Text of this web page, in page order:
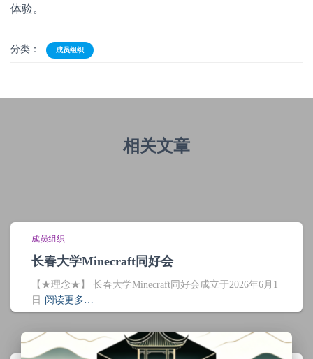
体验。
分类： 成员组织
相关文章
成员组织
长春大学Minecraft同好会
【★理念★】 长春大学Minecraft同好会成立于2026年6月1
日 阅读更多…